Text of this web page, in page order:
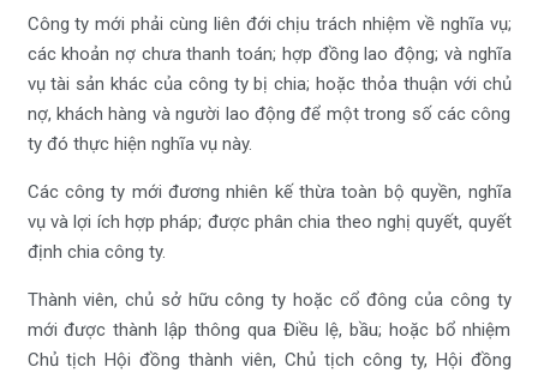
Công ty mới phải cùng liên đới chịu trách nhiệm về nghĩa vụ;
các khoản nợ chưa thanh toán; hợp đồng lao động; và nghĩa
vụ tài sản khác của công ty bị chia; hoặc thỏa thuận với chủ
nợ, khách hàng và người lao động để một trong số các công
ty đó thực hiện nghĩa vụ này.
Các công ty mới đương nhiên kế thừa toàn bộ quyền, nghĩa
vụ và lợi ích hợp pháp; được phân chia theo nghị quyết, quyết
định chia công ty.
Thành viên, chủ sở hữu công ty hoặc cổ đông của công ty
mới được thành lập thông qua Điều lệ, bầu; hoặc bổ nhiệm
Chủ tịch Hội đồng thành viên, Chủ tịch công ty, Hội đồng